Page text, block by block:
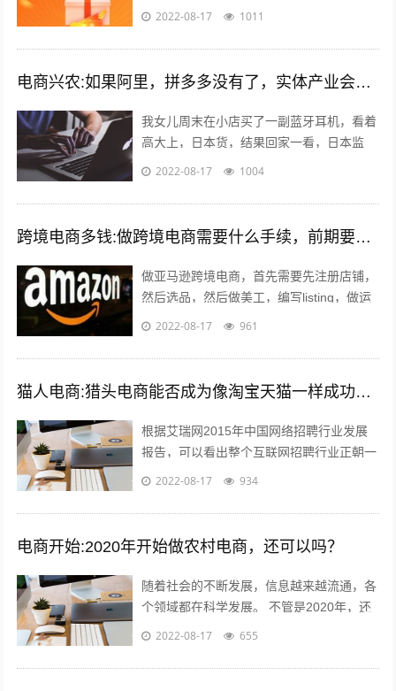
化就会被无情抛弃。 一个销售闭环的几大
2022-08-17 1011
电商兴农:如果阿里，拼多多没有了，实体产业会复兴吗？
我女儿周末在小店买了一副蓝牙耳机，看着
高大上，日本货，结果回家一看，日本监
造，深圳制造…无品牌。一问多少钱，
2022-08-17 1004
跨境电商多钱:做跨境电商需要什么手续，前期要投入多少钱？
做亚马逊跨境电商，首先需要先注册店铺，
然后选品，然后做美工，编写listing，做运
营优化，出单，处理订单，售后等。这里说
2022-08-17 961
猫人电商:猎头电商能否成为像淘宝天猫一样成功的电商平台
根据艾瑞网2015年中国网络招聘行业发展
报告，可以看出整个互联网招聘行业正朝一
个好的趋势蓬勃发展。而如今，正规的猎头
2022-08-17 934
电商开始:2020年开始做农村电商，还可以吗？
随着社会的不断发展，信息越来越流通，各
个领域都在科学发展。 不管是2020年，还
是以后，电商的收益应该越来好，越有一定
2022-08-17 655